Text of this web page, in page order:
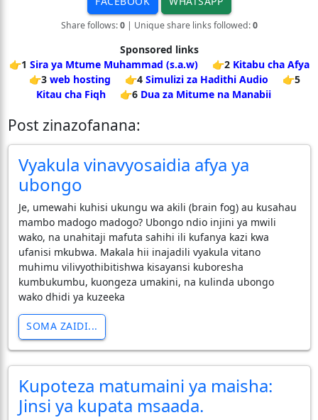
Share follows:0| Unique share links followed:0
Sponsored links
👉1 Sira ya Mtume Muhammad (s.a.w) 👉2 Kitabu cha Afya
👉3 web hosting 👉4 Simulizi za Hadithi Audio
👉5
Kitau cha Fiqh
👉6 Dua za Mitume na Manabii
Post zinazofanana:
Vyakula vinavyosaidia afya ya
ubongo
Je, umewahi kuhisi ukungu wa akili (brain fog) au kusahau
mambo madogo madogo? Ubongo ndio injini ya mwili
wako, na unahitaji mafuta sahihi ili kufanya kazi kwa
ufanisi mkubwa. Makala hii inajadili vyakula vitano
muhimu vilivyothibitishwa kisayansi kuboresha
kumbukumbu, kuongeza umakini, na kulinda ubongo
wako dhidi ya kuzeeka
SOMA ZAIDI...
Kupoteza matumaini ya maisha:
Jinsi ya kupata msaada.